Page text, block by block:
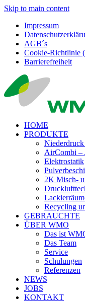
Skip to main content
Impressum
AGB´s
Cookie-Richtlinie
Barrierefreiheit
HOME
PRODUKTE
AirCombi –
Elektrostatik
2K Misch-
Recycling
GEBRAUCHTE
ÜBER WMO
Das ist
Das Team
Service
Schulungen
Referenzen
NEWS
JOBS
KONTAKT